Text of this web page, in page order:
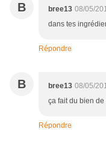
B bree13 08/05/
dans tes
Répondre
B bree13 08/05/
ça fait du bien
Répondre